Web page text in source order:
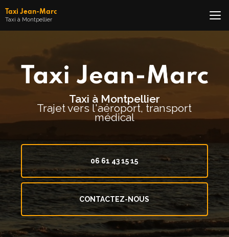
au
contenu
Taxi Jean-Marc
Taxi à Montpellier
Taxi à Montpellier
Trajet vers l'aéroport, transport
médical
06 61 43 15 15
CONTACTEZ-NOUS